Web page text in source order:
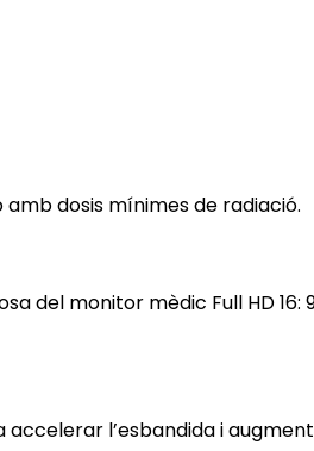
dosis mínimes de radiació.
monitor mèdic Full HD 16:
l’esbandida i